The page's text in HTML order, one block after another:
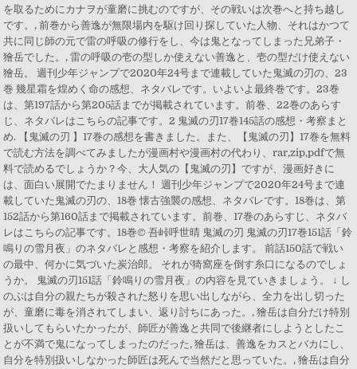
を取るためにカナヲが童磨に挑むのですが、その戦いは次巻へと持ち越し
です。, 前巻から善逸が無限場内を駆け回り探していた人物、それはかつて
共に同じ師の元で雷の呼吸の修行をし、今は鬼となってしまった兄弟子・
獪岳でした。, 雷の呼吸の壱の型しか使えない善逸と、壱の型だけ使えない
獪岳。 週刊少年ジャンプで2020年24号まで連載していた鬼滅の刃の、23
巻 幾星霜を煌めく命の感想、ネタバレです。いよいよ最終巻です。23巻
は、第197話から第205話までが掲載されています。前巻、22巻のあらす
じ、ネタバレはこちらの記事です。2 鬼滅の刃17巻145話の感想・考察まと
め. 【鬼滅の刃 】17巻の感想を書きました。また、【鬼滅の刃】17巻を無料
で読む方法を調べてみましたが漫画村や漫画村の代わり、rar,zip,pdfで無
料で読めるでしょうか？今、大人気の【鬼滅の刃】ですが、漫画好きに
は、面白い展開でたまりません！ 週刊少年ジャンプで2020年24号まで連
載していた鬼滅の刃の、18巻 懐古強襲の感想、ネタバレです。18巻は、第
152話から第160話まで掲載されています。前巻、17巻のあらすじ、ネタバ
レはこちらの記事です。18巻© 吾峠呼世晴 鬼滅の刃 鬼滅の刃17巻151話「鈴
鳴りの雪月夜」のネタバレと感想・考察を紹介します。 前話150話で戦い
の最中、何かに気づいた炭治郎。 それが猗窩座を倒す糸口になるのでしょ
うか。 鬼滅の刃151話「鈴鳴りの雪月夜」の内容を見ていきましょう。 ↓ し
のぶは自分の親たちが殺された怒りを思い出しながら、全力を出し切った
が、童磨に毒を消されてしまい、返り討ちにあった。, 獪岳は自分だけ特別
扱いしてもらいたかったが、師匠が善逸と共同で後継者にしようとしたこ
とが不満で鬼になってしまったのだった, 獪岳は、善逸をカスとバカにし、
自分を特別扱いしなかった師匠は死んで当然だと思っていた。, 獪岳は自分